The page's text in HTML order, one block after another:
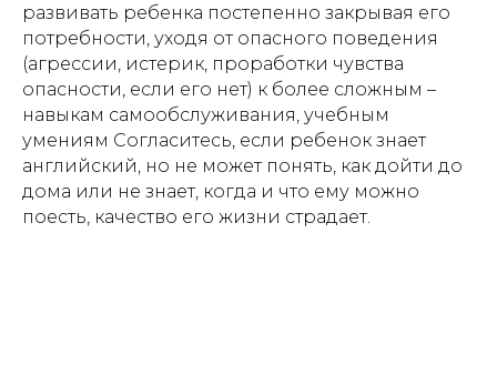
развивать ребенка постепенно закрывая его
потребности, уходя от опасного поведения
(агрессии, истерик, проработки чувства
опасности, если его нет) к более сложным –
навыкам самообслуживания, учебным
умениям Согласитесь, если ребенок знает
английский, но не может понять, как дойти до
дома или не знает, когда и что ему можно
поесть, качество его жизни страдает.